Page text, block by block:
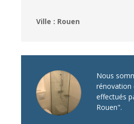
Ville : Rouen
Nous
rénovation
effectués
Rouen".